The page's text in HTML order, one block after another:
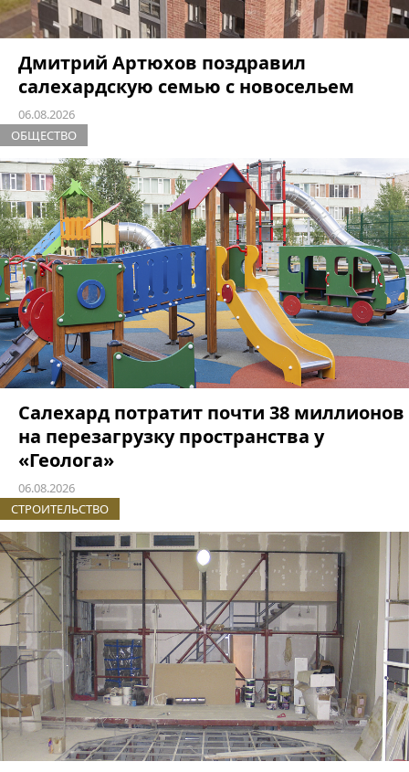
Дмитрий Артюхов поздравил
салехардскую семью с новосельем
06.08.2026
ОБЩЕСТВО
Салехард потратит почти 38 миллионов
на перезагрузку пространства у
«Геолога»
06.08.2026
СТРОИТЕЛЬСТВО